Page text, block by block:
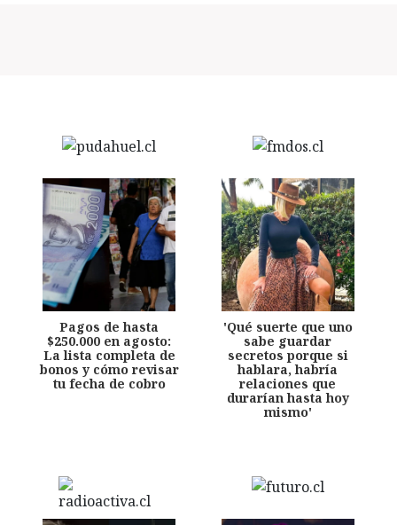
Pagos de hasta
$250.000 en agosto:
La lista completa de
bonos y cómo revisar
tu fecha de cobro
'Qué suerte que uno
sabe guardar
secretos porque si
hablara, habría
relaciones que
durarían hasta hoy
mismo'